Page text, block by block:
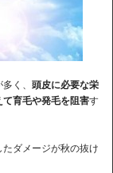
く、 頭皮に必要な栄
育毛や発毛を阻害す
ダメージが秋の抜け